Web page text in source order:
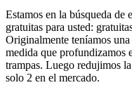
Estamos en la búsqueda de
gratuitas para usted:
Originalmente teníamos
medida que profundizamos
trampas. Luego redujimos
solo 2 en el mercado.